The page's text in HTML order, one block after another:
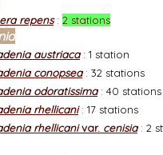
repens: 2 stations
austriaca: 1 station
conopsea: 32 stations
odoratissima: 40 stations
rhellicani: 17 stations
rhellicanivar. cenisia: 2